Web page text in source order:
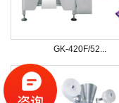
GK-420F/52...